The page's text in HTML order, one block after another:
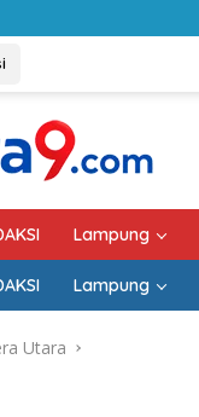
Pemkab Lampung
Lampung
Lampung
Utara